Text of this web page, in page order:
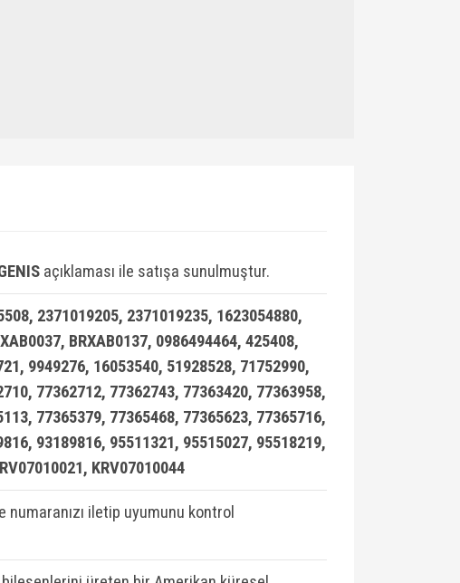
açıklaması ile satışa sunulmuştur.
2371019205, 2371019235, 1623054880,
BRXAB0137, 0986494464, 425408,
9949276, 16053540, 51928528, 71752990,
77362712, 77362743, 77363420, 77363958,
77365379, 77365468, 77365623, 77365716,
93189816, 95511321, 95515027, 95518219,
KRV07010044
iletip uyumunu kontrol